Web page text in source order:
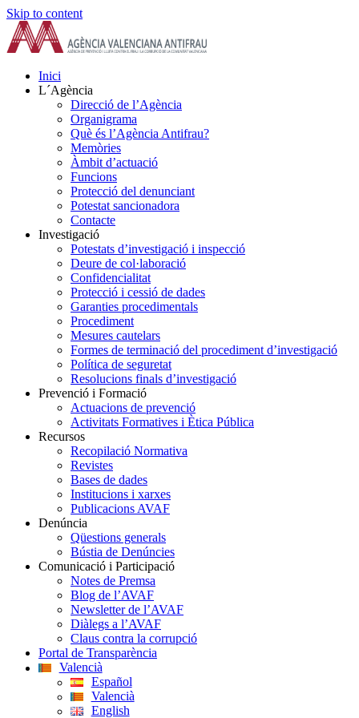
Skip to content
Inici
L´Agència
Direcció de l’Agència
Organigrama
Què és l’Agència Antifrau?
Memòries
Àmbit d’actuació
Funcions
Protecció del denunciant
Potestat sancionadora
Contacte
Investigació
Potestats d’investigació i inspecció
Deure de col·laboració
Confidencialitat
Protecció i cessió de dades
Garanties procedimentals
Procediment
Mesures cautelars
Formes de terminació del procediment d’investigació
Política de seguretat
Resolucions finals d’investigació
Prevenció i Formació
Actuacions de prevenció
Activitats Formatives i Ètica Pública
Recursos
Recopilació Normativa
Revistes
Bases de dades
Institucions i xarxes
Publicacions AVAF
Denúncia
Qüestions generals
Bústia de Denúncies
Comunicació i Participació
Notes de Premsa
Blog de l’AVAF
Newsletter de l’AVAF
Diàlegs a l’AVAF
Claus contra la corrupció
Portal de Transparència
Valencià
Español
Valencià
English